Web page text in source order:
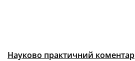
Науково практичний коментар